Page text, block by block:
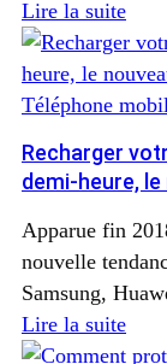
Lire la suite
Téléphone
Recharger
demi-heure,
Apparue fin
nouvelle
Samsung,
Lire la suite